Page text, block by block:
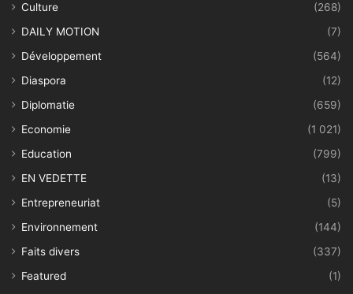
Culture
(268)
DAILY MOTION
(7)
Développement
(564)
Diaspora
(12)
Diplomatie
(659)
Economie
(1 021)
Education
(799)
EN VEDETTE
(13)
Entrepreneuriat
(5)
Environnement
(144)
Faits divers
(337)
Featured
(1)